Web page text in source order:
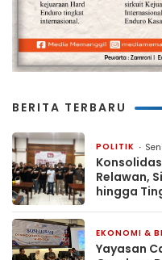
BERITA TERBARU
POLITIK
Relawan,
hingga
EKONOMI &
Yayasan